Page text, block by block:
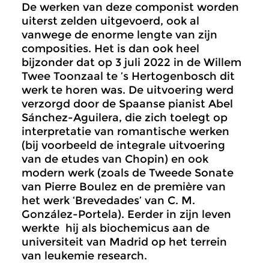
De werken van deze componist worden
uiterst zelden uitgevoerd, ook al
vanwege de enorme lengte van zijn
composities. Het is dan ook heel
bijzonder dat op 3 juli 2022 in de Willem
Twee Toonzaal te ’s Hertogenbosch dit
werk te horen was. De uitvoering werd
verzorgd door de Spaanse pianist Abel
Sánchez-Aguilera, die zich toelegt op
interpretatie van romantische werken
(bij voorbeeld de integrale uitvoering
van de etudes van Chopin) en ook
modern werk (zoals de Tweede Sonate
van Pierre Boulez en de première van
het werk ‘Brevedades’ van C. M.
González-Portela). Eerder in zijn leven
werkte hij als biochemicus aan de
universiteit van Madrid op het terrein
van leukemie research.